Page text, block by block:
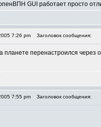
GUI работает просто
7:26 pm Заголовок сообщения:
планете перенастроился через
7:55 pm Заголовок сообщения: